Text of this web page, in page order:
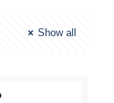
Show all